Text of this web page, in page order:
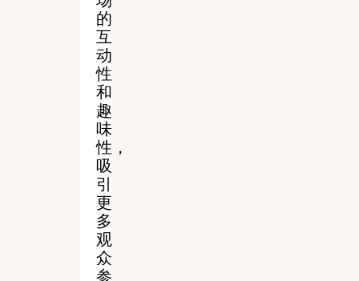
的
互
动
性
和
趣
味
性，
吸
引
更
多
观
众
参